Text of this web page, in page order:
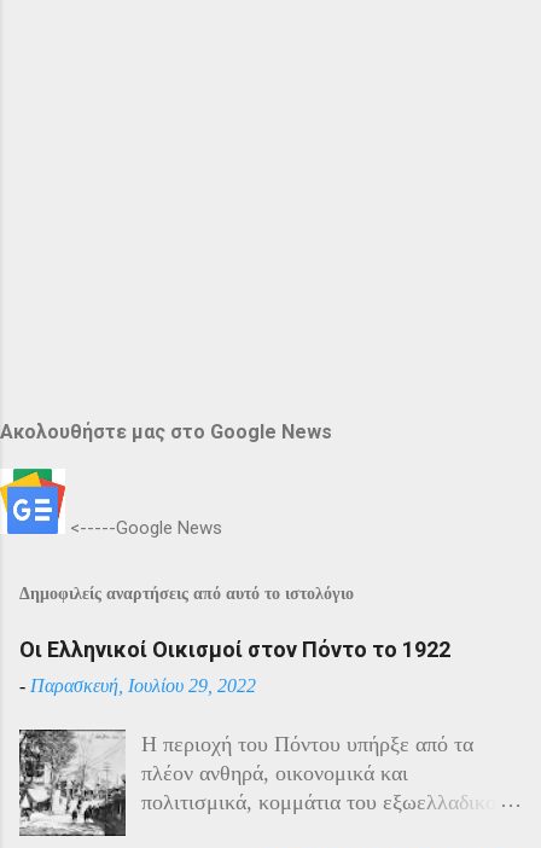
Ακολουθήστε μας στο Google News
<-----Google News
Δημοφιλείς αναρτήσεις από αυτό το ιστολόγιο
Οι Ελληνικοί Οικισμοί στον Πόντο το 1922
- Παρασκευή, Ιουλίου 29, 2022
Η περιοχή του Πόντου υπήρξε από τα
πλέον ανθηρά, οικονομικά και
πολιτισμικά, κομμάτια του εξωελλαδικού